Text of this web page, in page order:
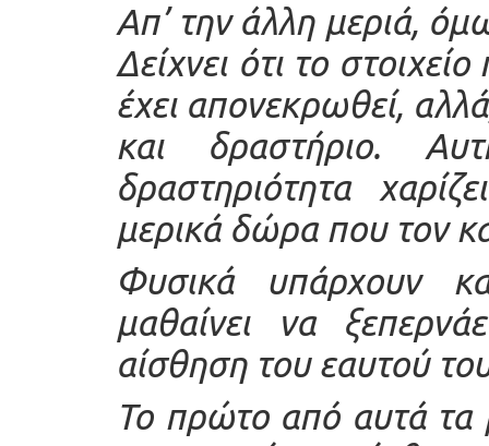
Απ’ την άλλη μεριά,
Δείχνει ότι το
έχει απονεκρωθεί,
και δραστήριο.
δραστηριότητα
μερικά δώρα που τον
Φυσικά υπάρχουν
μαθαίνει να
αίσθηση του εαυτού
Το πρώτο από αυτά τα